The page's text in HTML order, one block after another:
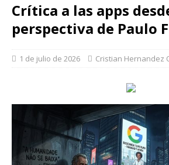
Crítica a las apps
perspectiva de Paulo
1 de julio de 2026 Cristian Hernandez